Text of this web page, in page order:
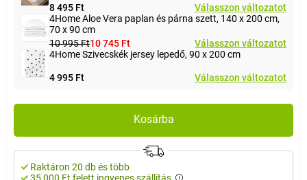
8 495 Ft
Válasszon változatot
4Home Aloe Vera paplan és párna szett, 140 x 200 cm,
70 x 90 cm
10 995 Ft10 745 Ft
Válasszon változatot
4Home Szivecskék jersey lepedő, 90 x 200 cm
4 995 Ft Válasszon változatot
Kosárba
Raktáron 20 db és több
35 000 Ft felett ingyenes szállítás